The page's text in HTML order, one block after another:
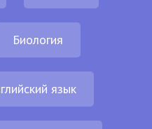
Биология
язык